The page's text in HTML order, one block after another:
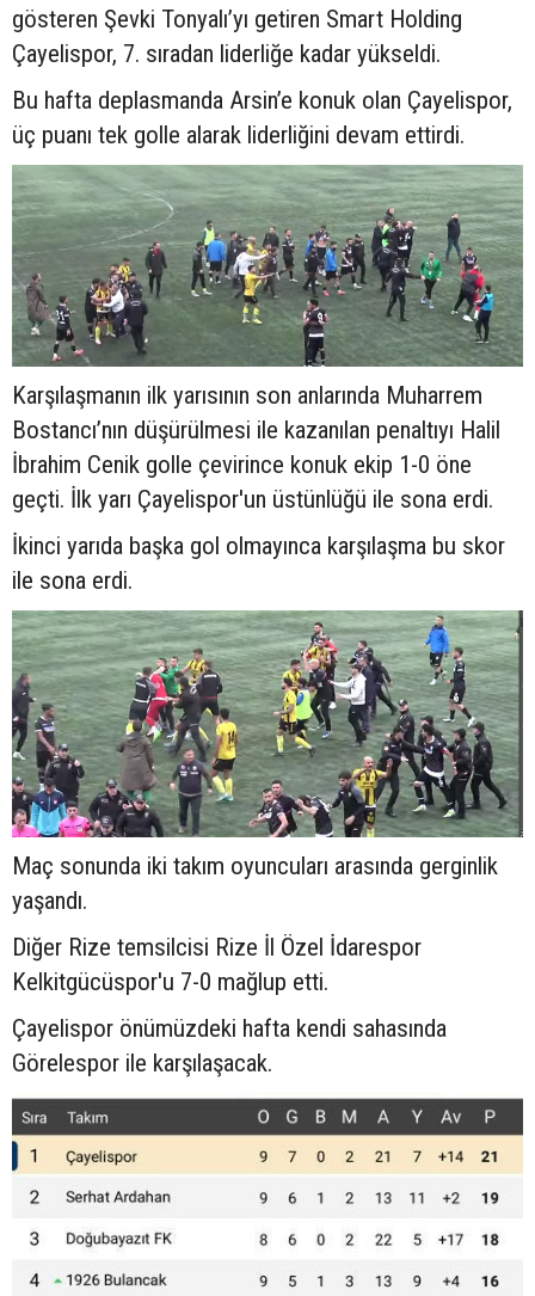
gösteren Şevki Tonyalı’yı getiren Smart Holding
Çayelispor, 7. sıradan liderliğe kadar yükseldi.
Bu hafta deplasmanda Arsin’e konuk olan Çayelispor,
üç puanı tek golle alarak liderliğini devam ettirdi.
Karşılaşmanın ilk yarısının son anlarında Muharrem
Bostancı’nın düşürülmesi ile kazanılan penaltıyı Halil
İbrahim Cenik golle çevirince konuk ekip 1-0 öne
geçti. İlk yarı Çayelispor'un üstünlüğü ile sona erdi.
İkinci yarıda başka gol olmayınca karşılaşma bu skor
ile sona erdi.
Maç sonunda iki takım oyuncuları arasında gerginlik
yaşandı.
Diğer Rize temsilcisi Rize İl Özel İdarespor
Kelkitgücüspor'u 7-0 mağlup etti.
Çayelispor önümüzdeki hafta kendi sahasında
Görelespor ile karşılaşacak.